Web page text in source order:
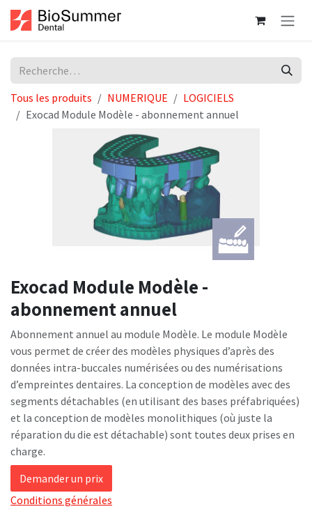
Se rendre au contenu
Tous les produits NUMERIQUE
LOGICIELS
Exocad Module Modèle - abonnement annuel
Exocad Module Modèle -
abonnement annuel
Abonnement annuel au module Modèle. Le module Modèle
vous permet de créer des modèles physiques d’après des
données intra-buccales numérisées ou des numérisations
d’empreintes dentaires. La conception de modèles avec des
segments détachables (en utilisant des bases préfabriquées)
et la conception de modèles monolithiques (où juste la
réparation du die est détachable) sont toutes deux prises en
charge.
Demander un prix
Conditions générales